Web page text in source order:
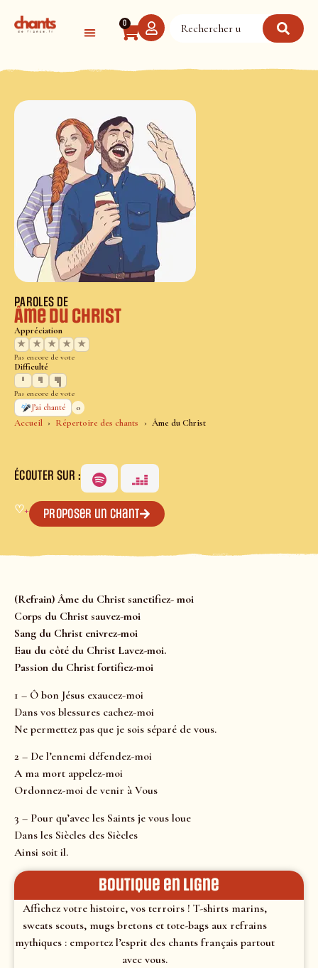
0
Accueil Répertoire des chants Âme du Christ
PAROLES DE
Âme du Christ
Appréciation
★
★ ★ ★ ★
Pas encore de vote
Difficulté
Pas encore de vote
J’ai chanté
0
ÉCOUTER SUR :
♡+ Proposer un chant
(Refrain) Âme du Christ sanctifiez- moi
Corps du Christ sauvez-moi
Sang du Christ enivrez-moi
Eau du côté du Christ Lavez-moi.
Passion du Christ fortifiez-moi
1 – Ô bon Jésus exaucez-moi
Dans vos blessures cachez-moi
Ne permettez pas que je sois séparé de vous.
2 – De l’ennemi défendez-moi
A ma mort appelez-moi
Ordonnez-moi de venir à Vous
3 – Pour qu’avec les Saints je vous loue
Dans les Siècles des Siècles
Ainsi soit il.
Boutique en ligne
Affichez votre histoire, vos terroirs ! T-shirts marins,
sweats scouts, mugs bretons et tote-bags aux refrains
mythiques : emportez l’esprit des chants français partout
avec vous.